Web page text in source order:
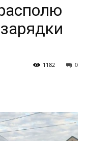
0
1182